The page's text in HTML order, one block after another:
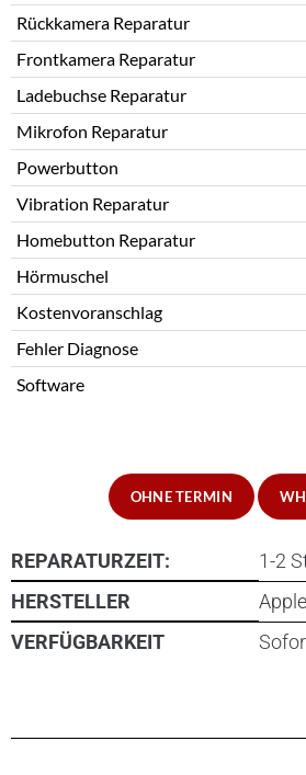
Rückkamera Reparatur
Frontkamera Reparatur
Ladebuchse Reparatur
Mikrofon Reparatur
Powerbutton
Vibration Reparatur
Homebutton Reparatur
Hörmuschel
Kostenvoranschlag
Fehler Diagnose
Software
OHNE TERMIN
REPARATURZEIT:
1-2
HERSTELLER
Apple
VERFÜGBARKEIT